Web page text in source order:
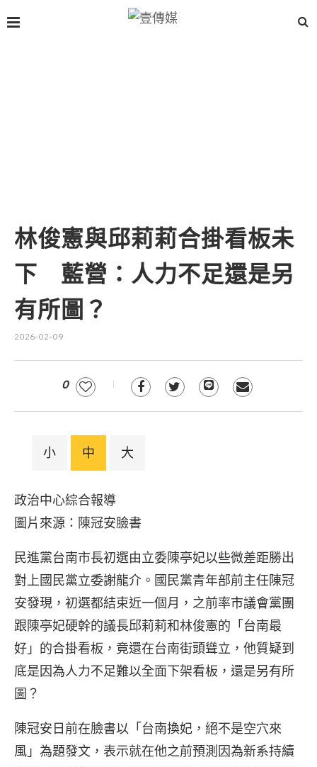
林俊憲與邱莉莉合掛看板未
下 藍營：人力不足還是另
有所圖？
2026-02-09
0
小 中 大
政治中心綜合報導
圖片來源：陳冠安臉書
民進黨台南市長初選由立委陳亭妃以些微差距勝出
對上國民黨立委謝龍介。國民黨青年部前主任陳冠
安發現，初選都結束近一個月，之前率市議會黨團
跟陳亭妃硬幹的議長邱莉莉和林俊憲的「台南最
好」的合掛看板，竟還在台南街頭聳立，他質疑到
底是因為人力不足難以全面下架看板，還是另有所
圖？
陳冠安日前在臉書以「台南換妃，絕不是空穴來
風」為題發文，表示就在他之前預測因為新系持續